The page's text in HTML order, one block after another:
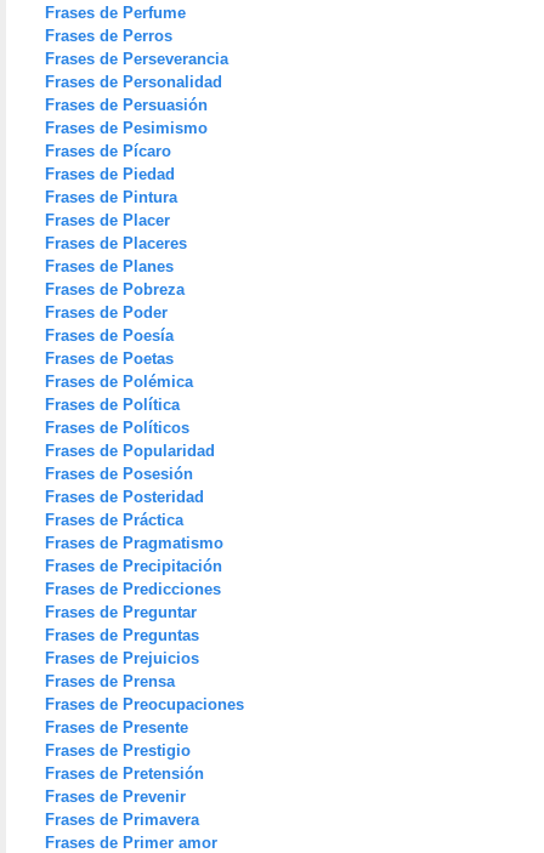
Frases de Perfume
Frases de Perros
Frases de Perseverancia
Frases de Personalidad
Frases de Persuasión
Frases de Pesimismo
Frases de Pícaro
Frases de Piedad
Frases de Pintura
Frases de Placer
Frases de Placeres
Frases de Planes
Frases de Pobreza
Frases de Poder
Frases de Poesía
Frases de Poetas
Frases de Polémica
Frases de Política
Frases de Políticos
Frases de Popularidad
Frases de Posesión
Frases de Posteridad
Frases de Práctica
Frases de Pragmatismo
Frases de Precipitación
Frases de Predicciones
Frases de Preguntar
Frases de Preguntas
Frases de Prejuicios
Frases de Prensa
Frases de Preocupaciones
Frases de Presente
Frases de Prestigio
Frases de Pretensión
Frases de Prevenir
Frases de Primavera
Frases de Primer amor